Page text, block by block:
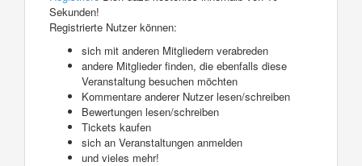
Sekunden!
Registrierte Nutzer können:
sich mit anderen Mitgliedern verabreden
andere Mitglieder finden, die ebenfalls diese
Veranstaltung besuchen möchten
Kommentare anderer Nutzer lesen/schreiben
Bewertungen lesen/schreiben
Tickets kaufen
sich an Veranstaltungen anmelden
und vieles mehr!